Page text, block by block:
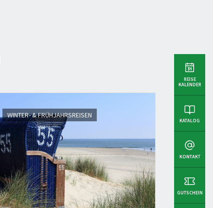
WINTER- & FRÜHJAHRSREISEN DIE
REISE
KALENDER
KATALOG
KONTAKT
GUTSCHEIN